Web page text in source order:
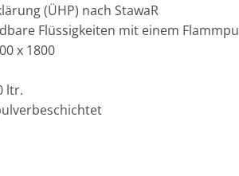
(ÜHP) nach StawaR
Flüssigkeiten mit einem
x 1800
ltr.